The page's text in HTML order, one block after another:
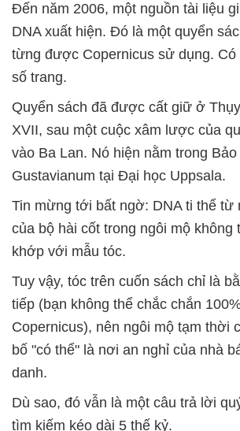
Đến năm 2006, một nguồn tài liệu
DNA xuất hiện. Đó là một quyển
từng được Copernicus sử dụng. Có
số trang.
Quyển sách đã được cất giữ ở
XVII, sau một cuộc xâm lược của
vào Ba Lan. Nó hiện nằm trong Bảo
Gustavianum tại Đại học Uppsala.
Tin mừng tới bất ngờ: DNA ti thể từ
của bộ hài cốt trong ngôi mộ không
khớp với mẫu tóc.
Tuy vậy, tóc trên cuốn sách chỉ là
tiếp (bạn không thể chắc chắn
Copernicus), nên ngôi mộ tạm thời
bố "có thể" là nơi an nghỉ của nhà
danh.
Dù sao, đó vẫn là một câu trả lời
tìm kiếm kéo dài 5 thế kỷ.